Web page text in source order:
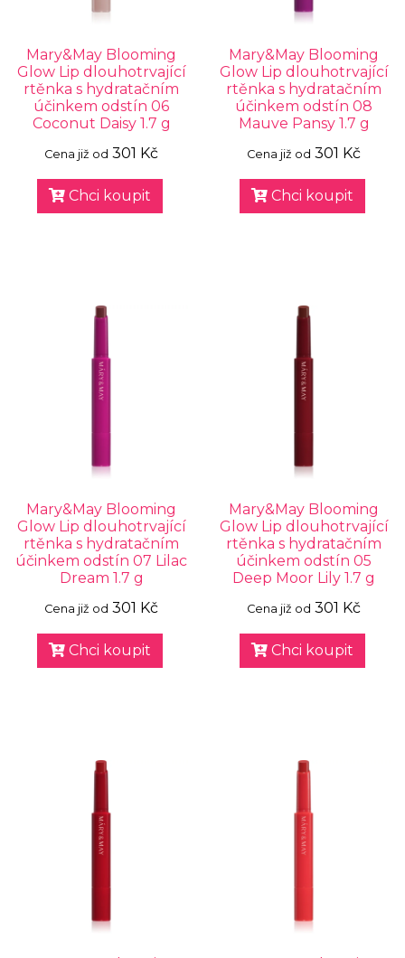
Mary&May Blooming
Glow Lip dlouhotrvající
rtěnka s hydratačním
účinkem odstín 06
Coconut Daisy 1.7 g
Cena již od 301 Kč
Chci koupit
Mary&May Blooming
Glow Lip dlouhotrvající
rtěnka s hydratačním
účinkem odstín 08
Mauve Pansy 1.7 g
Cena již od 301 Kč
Chci koupit
Mary&May Blooming
Glow Lip dlouhotrvající
rtěnka s hydratačním
účinkem odstín 07 Lilac
Dream 1.7 g
Cena již od 301 Kč
Chci koupit
Mary&May Blooming
Glow Lip dlouhotrvající
rtěnka s hydratačním
účinkem odstín 05
Deep Moor Lily 1.7 g
Cena již od 301 Kč
Chci koupit